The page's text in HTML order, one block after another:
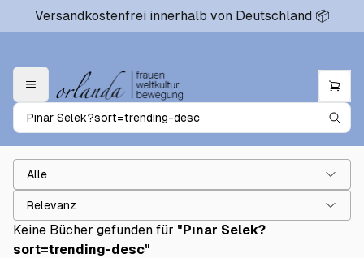
Versandkostenfrei innerhalb von Deutschland 📦
Alle
Keine Bücher gefunden für "Pınar Selek?
sort=trending-desc"
Relevanz